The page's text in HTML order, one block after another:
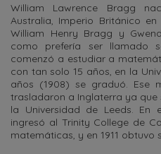
William Lawrence Bragg
Australia, Imperio Británico
William Henry Bragg y
como prefería ser llamado
comenzó a estudiar a
con tan solo 15 años, en la
años (1908) se graduó. Ese
trasladaron a Inglaterra ya
la Universidad de Leeds. En
ingresó al Trinity College de
matemáticas, y en 1911 obtuvo